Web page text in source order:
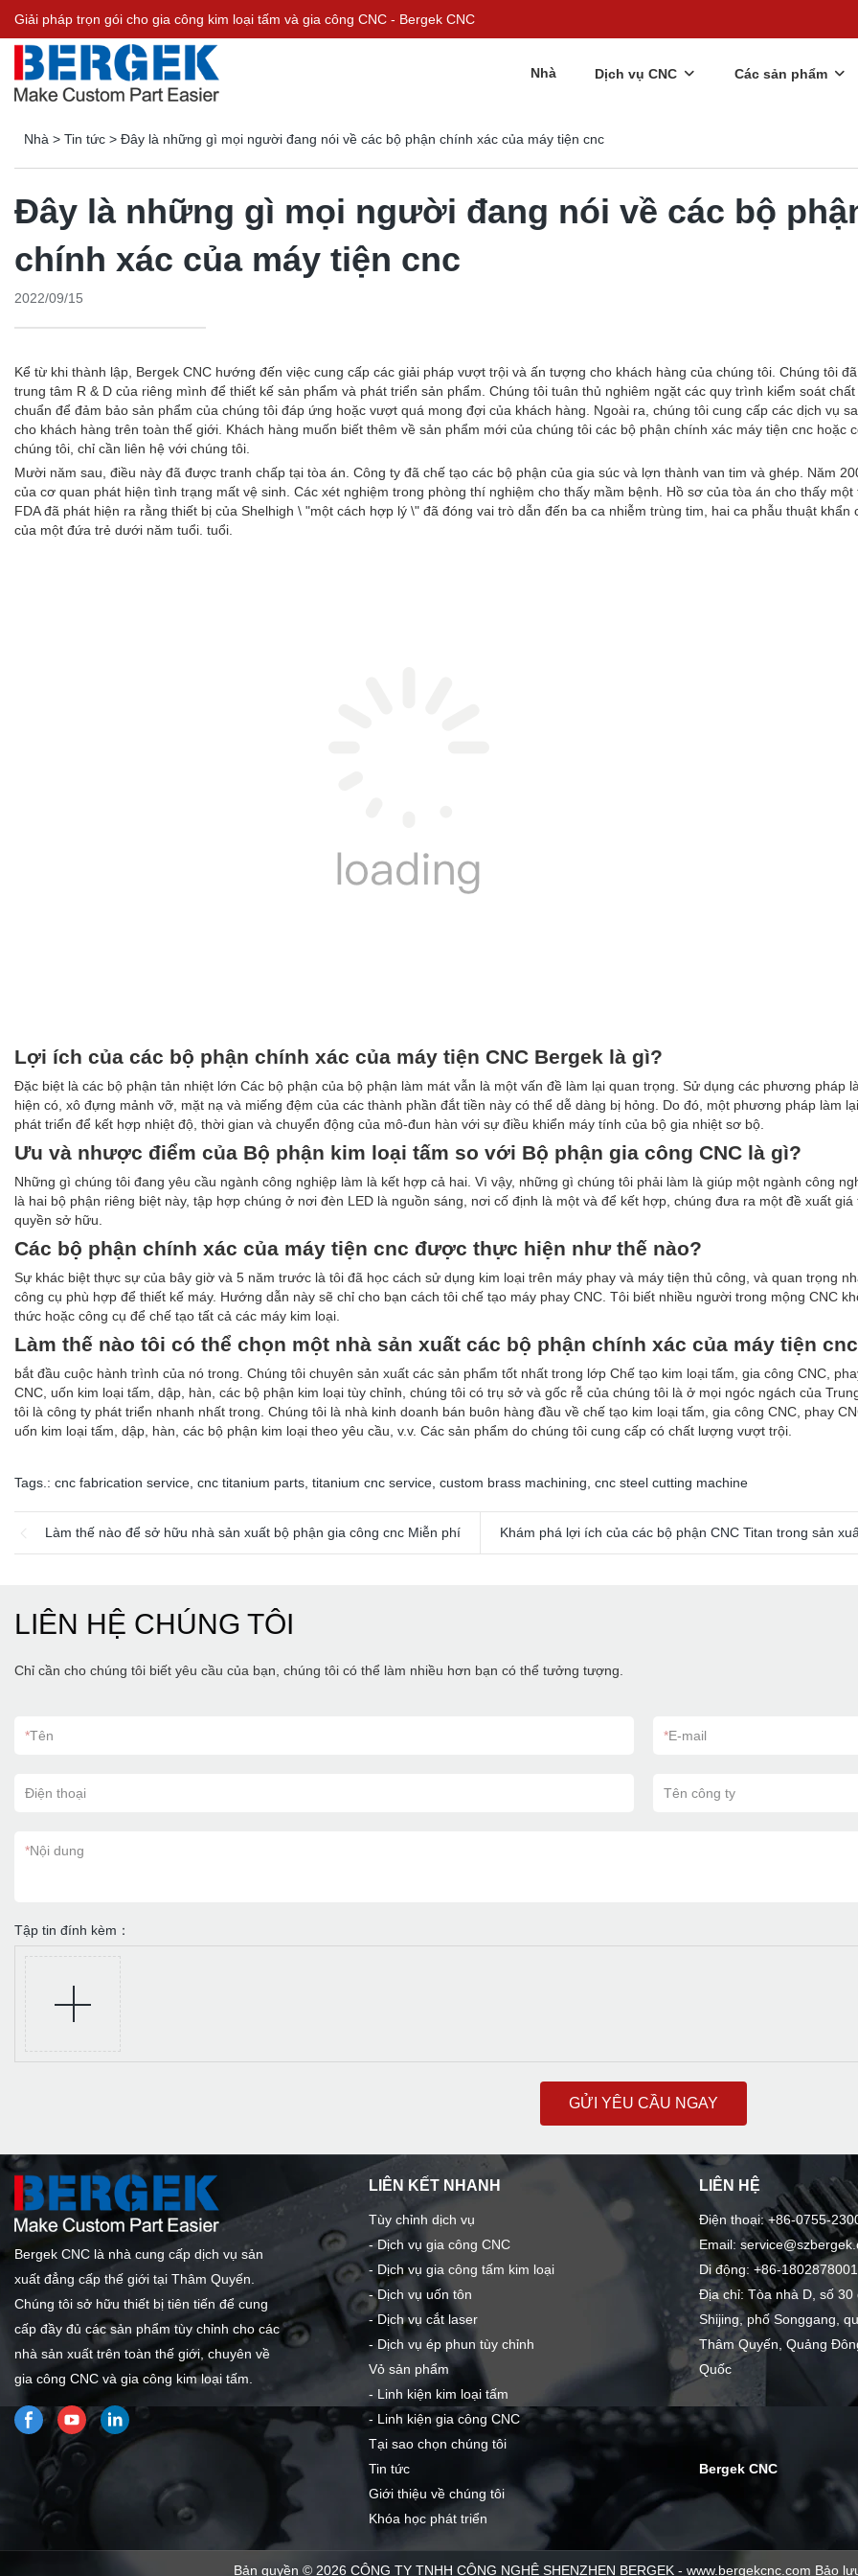
Giải pháp trọn gói cho gia công kim loại tấm và gia công CNC - Bergek CNC
Nhà Dịch vụ CNC Các sản phẩm
Nhà > Tin tức > Đây là những gì mọi người đang nói về các bộ phận chính xác của máy tiện cnc
Đây là những gì mọi người đang nói về các bộ
chính xác của máy tiện cnc
2022/09/15
Kể từ khi thành lập, Bergek CNC hướng đến việc cung cấp các giải pháp vượt trội và ấn tượng cho khách hàng của chúng tôi. Chúng tôi
trung tâm R & D của riêng mình để thiết kế sản phẩm và phát triển sản phẩm. Chúng tôi tuân thủ nghiêm ngặt các quy trình kiểm soát
chuẩn để đảm bảo sản phẩm của chúng tôi đáp ứng hoặc vượt quá mong đợi của khách hàng. Ngoài ra, chúng tôi cung cấp các dịch vụ
cho khách hàng trên toàn thế giới. Khách hàng muốn biết thêm về sản phẩm mới của chúng tôi các bộ phận chính xác máy tiện cnc hoặc
chúng tôi, chỉ cần liên hệ với chúng tôi.
Mười năm sau, điều này đã được tranh chấp tại tòa án. Công ty đã chế tạo các bộ phận của gia súc và lợn thành van tim và ghép. Năm
của cơ quan phát hiện tình trạng mất vệ sinh. Các xét nghiệm trong phòng thí nghiệm cho thấy mầm bệnh. Hồ sơ của tòa án cho thấy một
FDA đã phát hiện ra rằng thiết bị của Shelhigh \ "một cách hợp lý \" đã đóng vai trò dẫn đến ba ca nhiễm trùng tim, hai ca phẫu thuật khẩn
của một đứa trẻ dưới năm tuổi. tuổi.
Lợi ích của các bộ phận chính xác của máy tiện CNC Bergek là gì?
Đặc biệt là các bộ phận tản nhiệt lớn Các bộ phận của bộ phận làm mát vẫn là một vấn đề làm lại quan trọng. Sử dụng các phương pháp
hiện có, xô đựng mảnh vỡ, mặt nạ và miếng đệm của các thành phần đắt tiền này có thể dễ dàng bị hỏng. Do đó, một phương pháp làm
phát triển để kết hợp nhiệt độ, thời gian và chuyển động của mô-đun hàn với sự điều khiển máy tính của bộ gia nhiệt sơ bộ.
Ưu và nhược điểm của Bộ phận kim loại tấm so với Bộ phận gia công CNC là gì?
Những gì chúng tôi đang yêu cầu ngành công nghiệp làm là kết hợp cả hai. Vì vậy, những gì chúng tôi phải làm là giúp một ngành công
là hai bộ phận riêng biệt này, tập hợp chúng ở nơi đèn LED là nguồn sáng, nơi cố định là một và để kết hợp, chúng đưa ra một đề xuất giá
quyền sở hữu.
Các bộ phận chính xác của máy tiện cnc được thực hiện như thế nào?
Sự khác biệt thực sự của bây giờ và 5 năm trước là tôi đã học cách sử dụng kim loại trên máy phay và máy tiện thủ công, và quan trọng
công cụ phù hợp để thiết kế máy. Hướng dẫn này sẽ chỉ cho bạn cách tôi chế tạo máy phay CNC. Tôi biết nhiều người trong mộng CNC
thức hoặc công cụ để chế tạo tất cả các máy kim loại.
Làm thế nào tôi có thể chọn một nhà sản xuất các bộ phận chính xác của máy tiện
bắt đầu cuộc hành trình của nó trong. Chúng tôi chuyên sản xuất các sản phẩm tốt nhất trong lớp Chế tạo kim loại tấm, gia công CNC,
CNC, uốn kim loại tấm, dập, hàn, các bộ phận kim loại tùy chỉnh, chúng tôi có trụ sở và gốc rễ của chúng tôi là ở mọi ngóc ngách của
tôi là công ty phát triển nhanh nhất trong. Chúng tôi là nhà kinh doanh bán buôn hàng đầu về chế tạo kim loại tấm, gia công CNC, phay
uốn kim loại tấm, dập, hàn, các bộ phận kim loại theo yêu cầu, v.v. Các sản phẩm do chúng tôi cung cấp có chất lượng vượt trội.
Tags.: cnc fabrication service cnc titanium parts titanium cnc service custom brass machining cnc steel cutting machine
Làm thế nào để sở hữu nhà sản xuất bộ phận gia công cnc Miễn phí Khám phá lợi ích của các bộ phận CNC Titan trong sản
LIÊN HỆ CHÚNG TÔI
Chỉ cần cho chúng tôi biết yêu cầu của bạn, chúng tôi có thể làm nhiều hơn bạn có thể tưởng tượng.
*Tên *E-mail
Điện thoại Tên công ty
*Nội dung
Tập tin đính kèm：
GỬI YÊU CẦU NGAY
Bergek CNC là nhà cung cấp dịch vụ sản
xuất đẳng cấp thế giới tại Thâm Quyến.
Chúng tôi sở hữu thiết bị tiên tiến để cung
cấp đầy đủ các sản phẩm tùy chỉnh cho các
nhà sản xuất trên toàn thế giới, chuyên về
gia công CNC và gia công kim loại tấm.
LIÊN KẾT NHANH
Tùy chỉnh dịch vụ
-Dịch vụ gia công CNC
- Dịch vụ gia công tấm kim loại
-Dịch vụ uốn tôn
-Dịch vụ cắt laser
-Dịch vụ ép phun tùy chỉnh
Vỏ sản phẩm
- Linh kiện kim loại tấm
- Linh kiện gia công CNC
Tại sao chọn chúng tôi
Tin tức
Giới thiệu về chúng tôi
Khóa học phát triển
LIÊN HỆ
Điện thoại: +86-0755-
Email:
Di động: +86-
Địa chỉ: Tòa nhà D, số 30
Shijing, phố Songgang,
Thâm Quyến, Quảng
Quốc
Bergek CNC
Bản quyền © 2026 CÔNG TY TNHH CÔNG NGHỆ SHENZHEN BERGEK - www.bergekcnc.com Bảo